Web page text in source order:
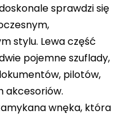
sprawdzi się
stylu. Lewa część
pojemne szuflady,
pilotów,
akcesoriów.
wnęka, która